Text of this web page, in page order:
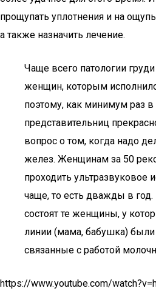
прощупать уплотнения и на
а также назначить лечение.
Чаще всего патологии
женщин, которым
поэтому, как минимум раз в
представительниц
вопрос о том, когда надо
желез. Женщинам за 50
проходить ультразвуковое
чаще, то есть дважды в год.
состоят те женщины, у
линии (мама, бабушка) были
связанные с работой
https://www.youtube.com/